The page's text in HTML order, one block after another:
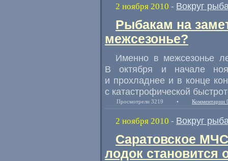
2 ноября 2010 - Вокруг
Рыбакам на
межсезонье?
Именно в межсезонье
В октября и начале
и прохладнее и в конце
с катастрофической
Просмотрели 3219 • Комментарии
2 ноября 2010 - Вокруг
Саратовское
лодок становится